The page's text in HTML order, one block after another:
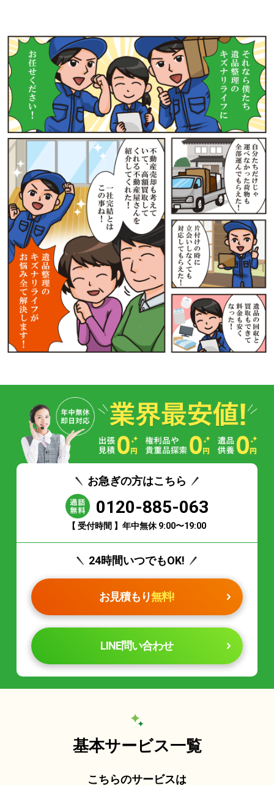
お急ぎの方はこちら
0120-885-063
【 受付時間 】年中無休 9:00〜19:00
24時間いつでもOK!
お見積もり無料!
LINE問い合わせ
基本サービス一覧
こちらのサービスは